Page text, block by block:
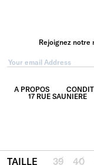
TAILLE 39 40
A PROPOS
17 RUE SAUNIERE
Rejoignez notre